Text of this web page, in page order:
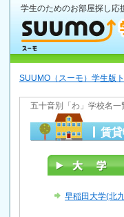
学生のためのお部屋探し応
SUUMO（スーモ）学生版
五十音別「わ」学校名
賃
早稲田大学(北